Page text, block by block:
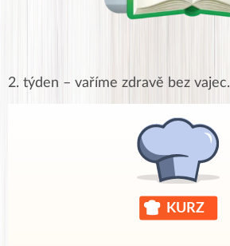
2. týden – vaříme zdravě bez vajec.